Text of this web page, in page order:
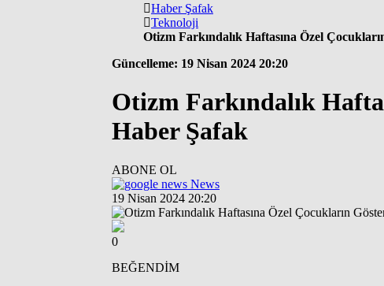
Haber Şafak
Teknoloji
Otizm Farkındalık Haftasına Özel
Güncelleme: 19 Nisan 2024 20:20
Otizm Farkındalık
Haber Şafak
ABONE OL
News
19 Nisan 2024 20:20
0
BEĞENDİM